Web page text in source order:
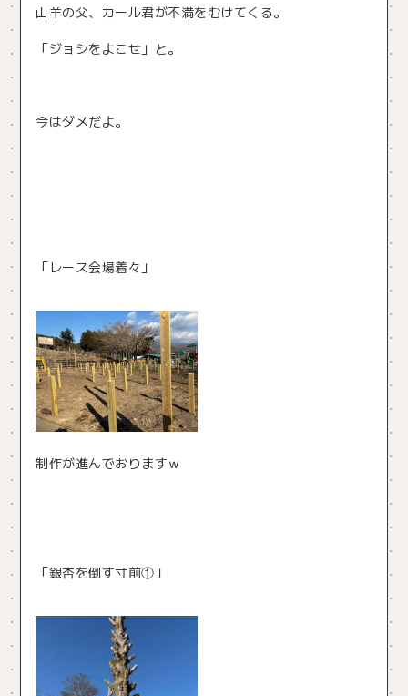
山羊の父、カール君が不満をむけてくる。
「ジョシをよこせ」と。
今はダメだよ。
「レース会場着々」
制作が進んでおりますｗ
「銀杏を倒す寸前①」